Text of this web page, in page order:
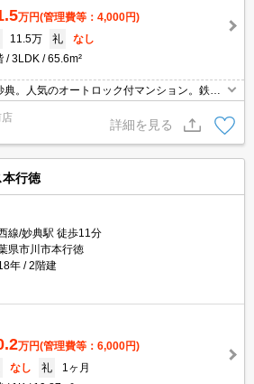
万円(管理費等：4,000円)
11.5万 礼
なし
3LDK 65.6m²
。人気のオートロック付マンション。鉄筋
手数料家賃の55%。独立キッチン。引越指定
集物件。
店
詳細を見る
本行徳
線/妙典駅 徒歩11分
県市川市本行徳
年
2階建
万円(管理費等：6,000円)
なし 礼
1ヶ月